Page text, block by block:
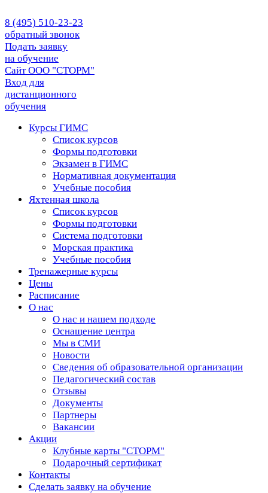
8 (495) 510-23-23
обратный звонок
Подать заявку
на обучение
Сайт ООО "СТОРМ"
Вход для
дистанционного
обучения
Курсы ГИМС
Список курсов
Формы подготовки
Экзамен в ГИМС
Нормативная документация
Учебные пособия
Яхтенная школа
Список курсов
Формы подготовки
Cистема подготовки
Морская практика
Учебные пособия
Тренажерные курсы
Цены
Расписание
О нас
О нас и нашем подходе
Оснащение центра
Мы в СМИ
Новости
Сведения об образовательной организации
Педагогический состав
Отзывы
Документы
Партнеры
Вакансии
Акции
Клубные карты "СТОРМ"
Подарочный сертификат
Контакты
Сделать заявку на обучение